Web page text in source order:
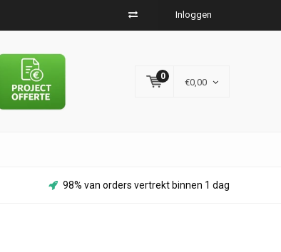
Inloggen
0
€0,00
98% van orders vertrekt binnen 1 dag